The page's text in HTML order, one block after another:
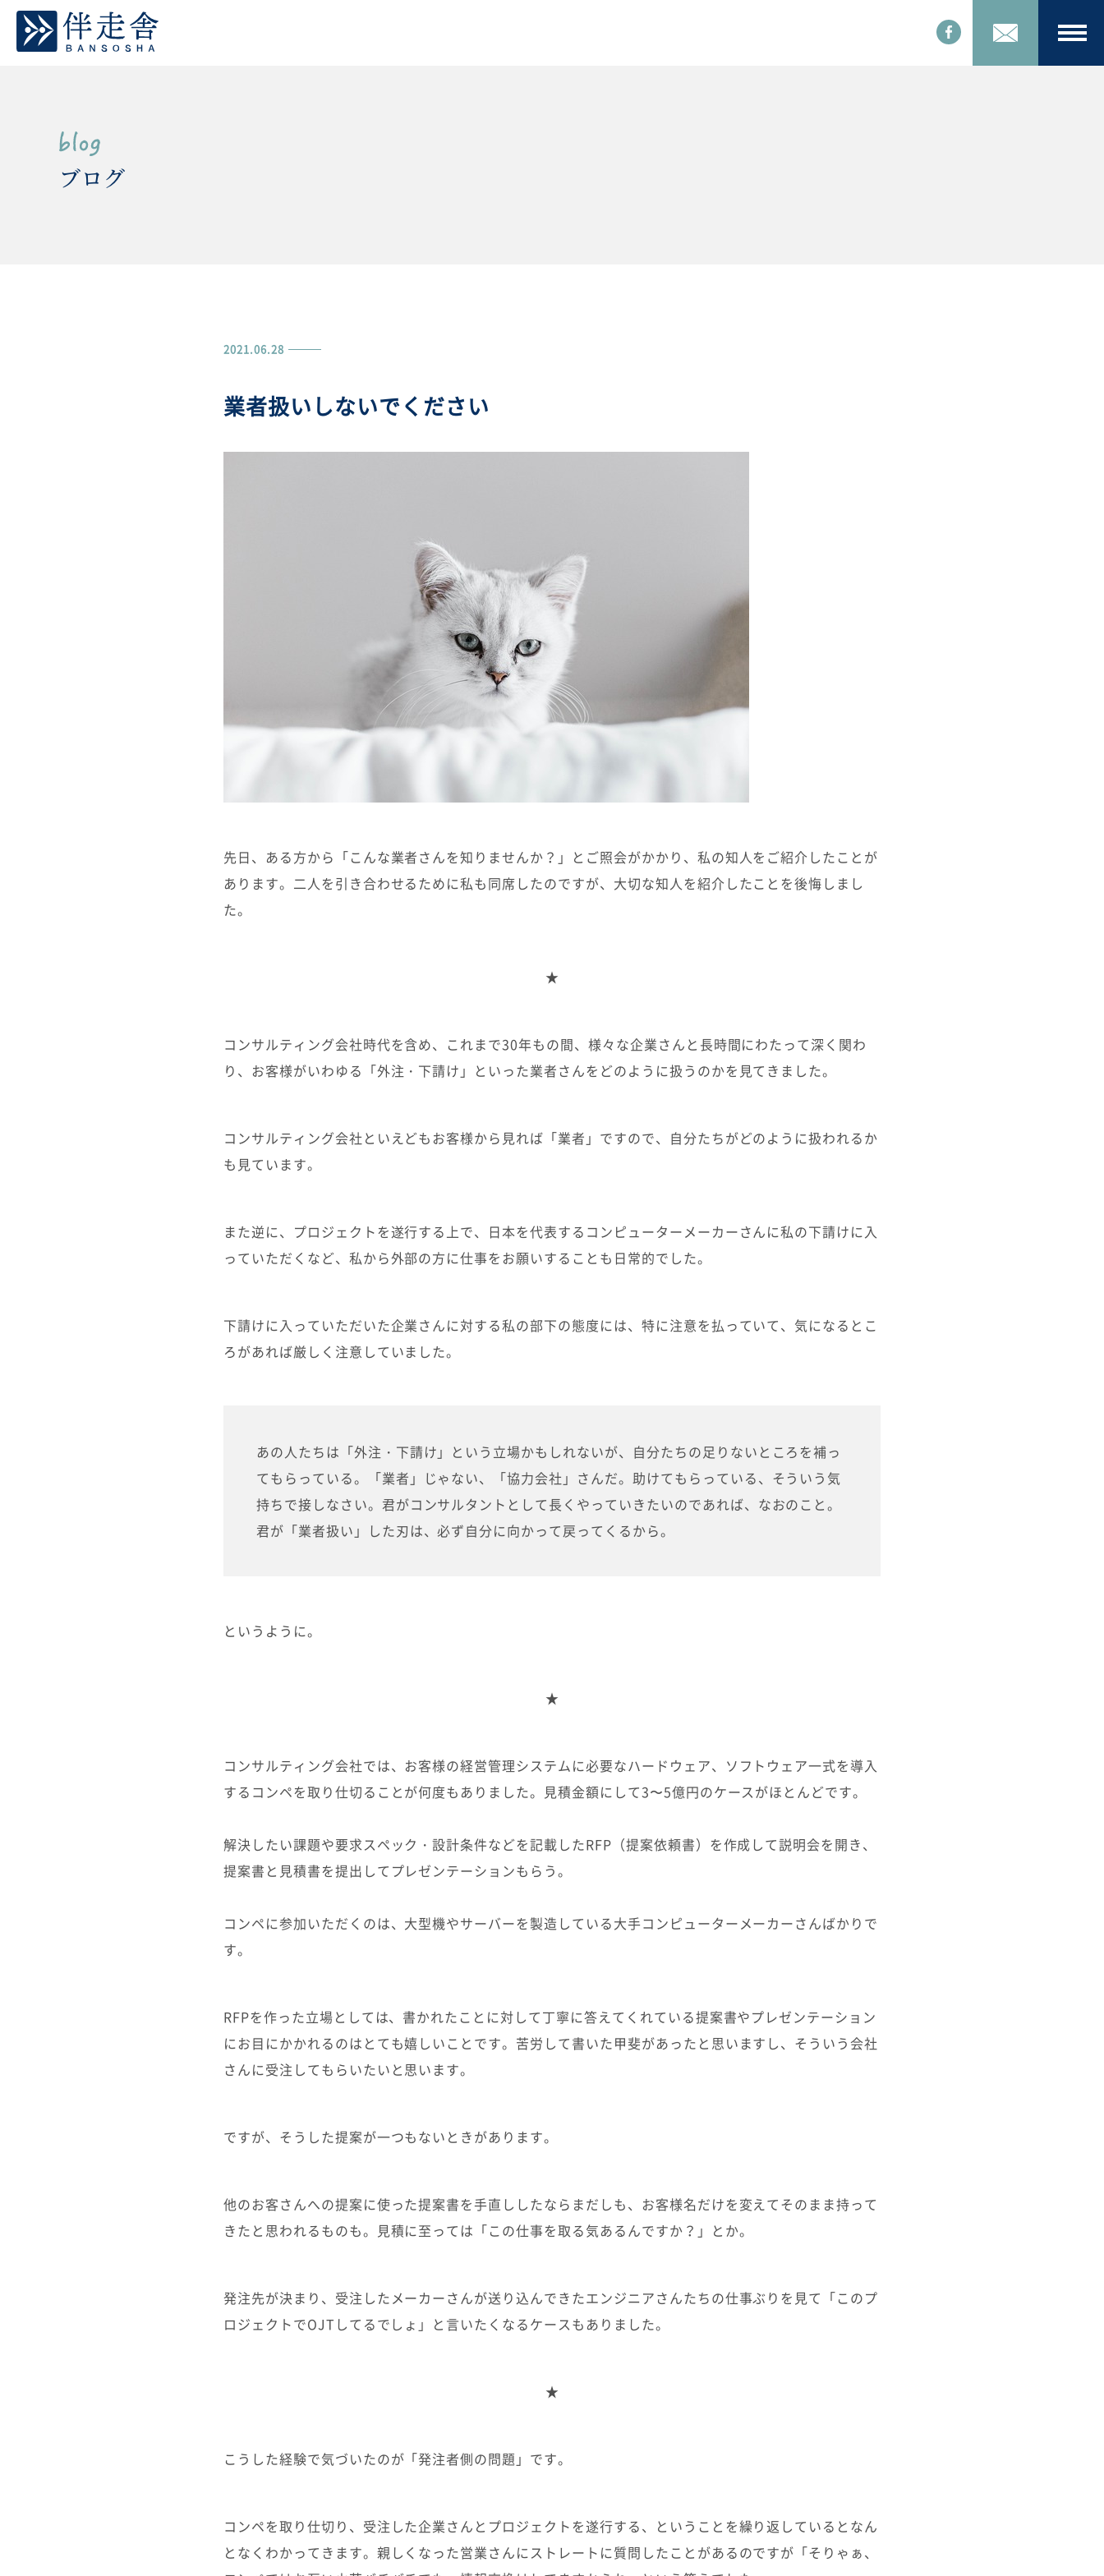
ブログ
2021.06.28
業者扱いしないでください
先日、ある方から「こんな業者さんを知りませんか？」とご照会がかかり、私の知人をご紹介したことが
あります。二人を引き合わせるために私も同席したのですが、大切な知人を紹介したことを後悔しまし
た。
★
コンサルティング会社時代を含め、これまで30年もの間、様々な企業さんと長時間にわたって深く関わ
り、お客様がいわゆる「外注・下請け」といった業者さんをどのように扱うのかを見てきました。
コンサルティング会社といえどもお客様から見れば「業者」ですので、自分たちがどのように扱われるか
も見ています。
また逆に、プロジェクトを遂行する上で、日本を代表するコンピューターメーカーさんに私の下請けに入
っていただくなど、私から外部の方に仕事をお願いすることも日常的でした。
下請けに入っていただいた企業さんに対する私の部下の態度には、特に注意を払っていて、気になるとこ
ろがあれば厳しく注意していました。
あの人たちは「外注・下請け」という立場かもしれないが、自分たちの足りないところを補っ
てもらっている。「業者」じゃない、「協力会社」さんだ。助けてもらっている、そういう気
持ちで接しなさい。君がコンサルタントとして長くやっていきたいのであれば、なおのこと。
君が「業者扱い」した刃は、必ず自分に向かって戻ってくるから。
というように。
★
コンサルティング会社では、お客様の経営管理システムに必要なハードウェア、ソフトウェア一式を導入
するコンペを取り仕切ることが何度もありました。見積金額にして3〜5億円のケースがほとんどです。
解決したい課題や要求スペック・設計条件などを記載したRFP（提案依頼書）を作成して説明会を開き、
提案書と見積書を提出してプレゼンテーションもらう。
コンペに参加いただくのは、大型機やサーバーを製造している大手コンピューターメーカーさんばかりで
す。
RFPを作った立場としては、書かれたことに対して丁寧に答えてくれている提案書やプレゼンテーション
にお目にかかれるのはとても嬉しいことです。苦労して書いた甲斐があったと思いますし、そういう会社
さんに受注してもらいたいと思います。
ですが、そうした提案が一つもないときがあります。
他のお客さんへの提案に使った提案書を手直ししたならまだしも、お客様名だけを変えてそのまま持って
きたと思われるものも。見積に至っては「この仕事を取る気あるんですか？」とか。
発注先が決まり、受注したメーカーさんが送り込んできたエンジニアさんたちの仕事ぶりを見て「このプ
ロジェクトでOJTしてるでしょ」と言いたくなるケースもありました。
★
こうした経験で気づいたのが「発注者側の問題」です。
コンペを取り仕切り、受注した企業さんとプロジェクトを遂行する、ということを繰り返しているとなん
となくわかってきます。親しくなった営業さんにストレートに質問したことがあるのですが「そりゃぁ、